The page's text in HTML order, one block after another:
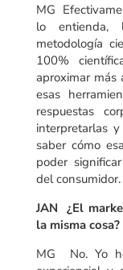
MG
lo entienda,
metodología
100%
aproximar más
esas
respuestas
interpretarlas
saber cómo
poder
del consumidor.
JAN ¿El
la misma cosa?
MG No. Yo